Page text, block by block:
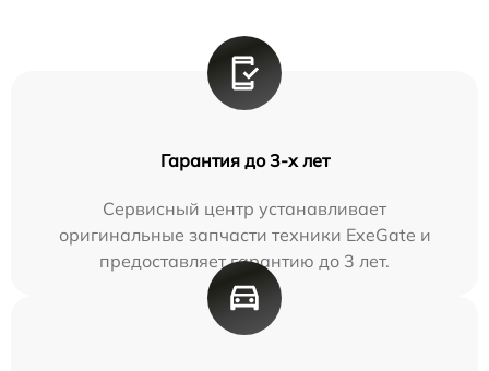
Гарантия до 3-х лет
Сервисный центр устанавливает
оригинальные запчасти техники ExeGate и
предоставляет гарантию до 3 лет.